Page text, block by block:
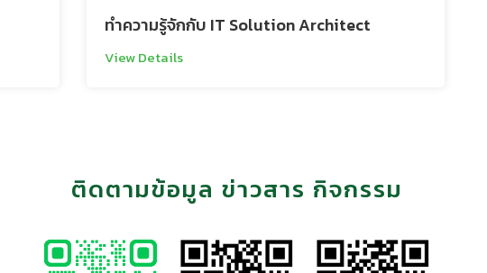
ทำความรู้จักกับ IT Solution Architect
View Details
ติดตามข้อมูล ข่าวสาร กิจกรรม